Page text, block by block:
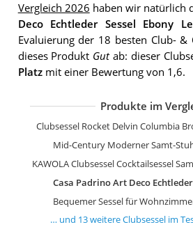
Vergleich 2026 haben wir natürlich
Deco Echtleder Sessel Ebony
Evaluierung der 18 besten Club- &
dieses Produkt Gutab: dieser
Platzmit einer Bewertung von 1,6.
Produkte im
Mid-Century Moderner Samt-
Mid
Sessel
Atlantic
Atlantic
… und 13weitereClubsessel im